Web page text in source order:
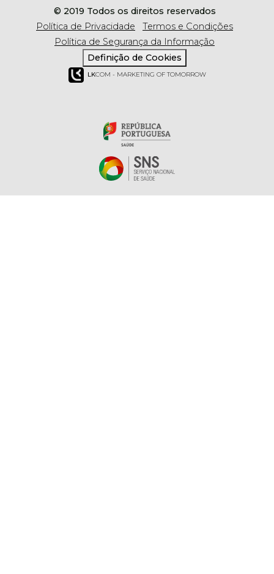
© 2019 Todos os direitos reservados
Política de Privacidade
Termos e Condições
Política de Segurança da Informação
Definição de Cookies
LKCOM - MARKETING OF TOMORROW